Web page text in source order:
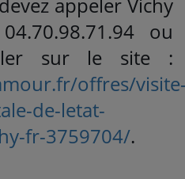
ou
sur le site :
offres/
de-letat-
fr-3759704/.